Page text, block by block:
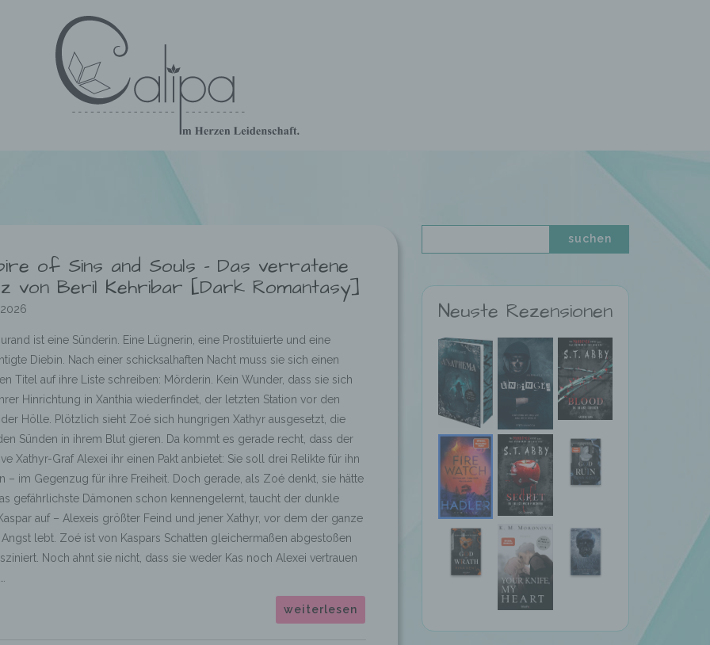
of Sins and Souls – Das verratene
von Beril Kehribar [Dark Romantasy]
ist eine Sünderin. Eine Lügnerin, eine Prostituierte und eine
Diebin. Nach einer schicksalhaften Nacht muss sie sich einen
Titel auf ihre Liste schreiben: Mörderin. Kein Wunder, dass sie sich
Hinrichtung in Xanthia wiederfindet, der letzten Station vor den
Hölle. Plötzlich sieht Zoé sich hungrigen Xathyr ausgesetzt, die
Sünden in ihrem Blut gieren. Da kommt es gerade recht, dass der
Xathyr-Graf Alexei ihr einen Pakt anbietet: Sie soll drei Relikte für ihn
– im Gegenzug für ihre Freiheit. Doch gerade, als Zoé denkt, sie hätte
gefährlichste Dämonen schon kennengelernt, taucht der dunkle
auf – Alexeis größter Feind und jener Xathyr, vor dem der ganze
lebt. Zoé ist von Kaspars Schatten gleichermaßen abgestoßen
Noch ahnt sie nicht, dass sie weder Kas noch Alexei vertrauen
weiterlesen
Neuste Rezensionen